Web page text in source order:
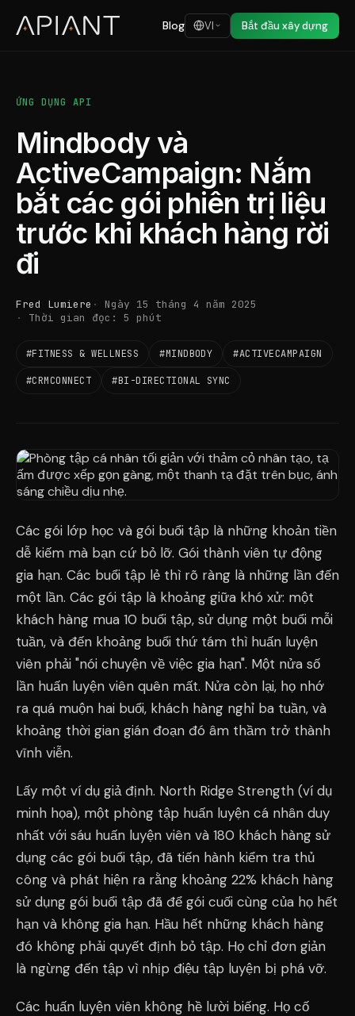
Blog VI Bắt đầu xây dựng
ỨNG DỤNG API
Mindbody và
ActiveCampaign: Nắm
bắt các gói phiên trị liệu
trước khi khách hàng rời
đi
Fred Lumiere
Ngày 15 tháng 4 năm 2025
Thời gian đọc: 5 phút
#FITNESS & WELLNESS #MINDBODY #ACTIVECAMPAIGN
#CRMCONNECT #BI-DIRECTIONAL SYNC
Các gói lớp học và gói buổi tập là những khoản tiền
dễ kiếm mà bạn cứ bỏ lỡ. Gói thành viên tự động
gia hạn. Các buổi tập lẻ thì rõ ràng là những lần đến
một lần. Các gói tập là khoảng giữa khó xử: một
khách hàng mua 10 buổi tập, sử dụng một buổi mỗi
tuần, và đến khoảng buổi thứ tám thì huấn luyện
viên phải "nói chuyện về việc gia hạn". Một nửa số
lần huấn luyện viên quên mất. Nửa còn lại, họ nhớ
ra quá muộn hai buổi, khách hàng nghỉ ba tuần, và
khoảng thời gian gián đoạn đó âm thầm trở thành
vĩnh viễn.
Lấy một ví dụ giả định. North Ridge Strength (ví dụ
minh họa), một phòng tập huấn luyện cá nhân duy
nhất với sáu huấn luyện viên và 180 khách hàng sử
dụng các gói buổi tập, đã tiến hành kiểm tra thủ
công và phát hiện ra rằng khoảng 22% khách hàng
sử dụng gói buổi tập đã để gói cuối cùng của họ hết
hạn và không gia hạn. Hầu hết những khách hàng
đó không phải quyết định bỏ tập. Họ chỉ đơn giản
là ngừng đến tập vì nhịp điệu tập luyện bị phá vỡ.
Các huấn luyện viên không hề lười biếng. Họ cố